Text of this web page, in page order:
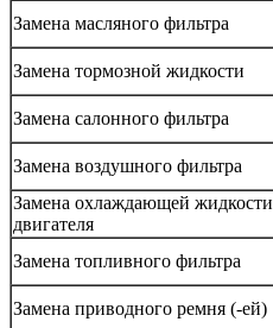
Замена масляного фильтра
Замена тормозной жидкости
Замена салонного фильтра
Замена воздушного фильтра
Замена охлаждающей жидкости
двигателя
Замена топливного фильтра
Замена приводного ремня (-ей)